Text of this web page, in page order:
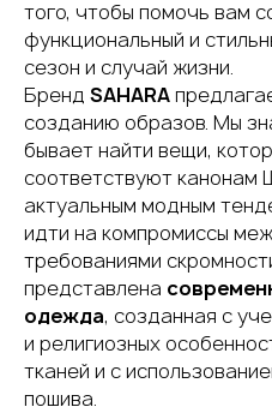
того, чтобы помочь вам
функциональный и
сезон и случай жизни.
Бренд SAHARA
созданию образов. Мы
бывает найти вещи,
соответствуют
актуальным модным
идти на компромиссы
требованиями
представлена
одежда, созданная с
и религиозных
тканей и с
пошива.